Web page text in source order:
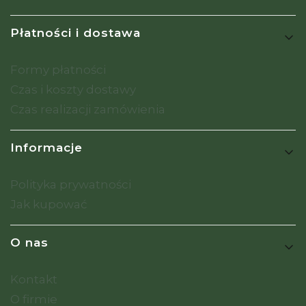
Płatności i dostawa
Formy płatności
Czas i koszty dostawy
Czas realizacji zamówienia
Informacje
Polityka prywatności
Jak kupować
O nas
Kontakt
O firmie